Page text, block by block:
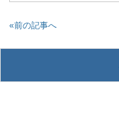
«前の記事へ